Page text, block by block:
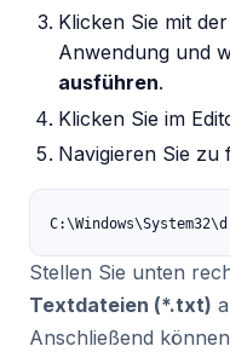
Klicken Sie mit
Anwendung und
ausführen.
Klicken Sie im
Navigieren Sie zu
Stellen Sie unten
Textdateien (*.txt)
Anschließend